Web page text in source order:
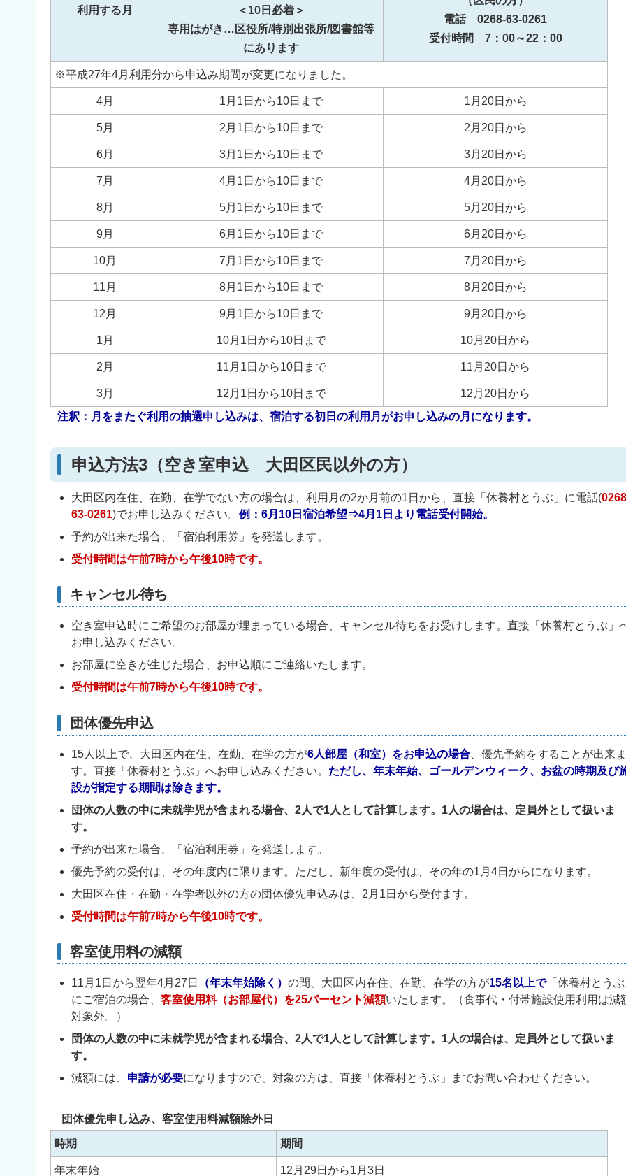
利用する月
＜10日必着＞
専用はがき…区役所/特別出張所/図書館等
にあります
電話 0268-63-0261
受付時間 7：00～22：00
※平成27年4月利用分から申込み期間が変更になりました。
4月 1月1日から10日まで 1月20日から
5月 2月1日から10日まで 2月20日から
6月 3月1日から10日まで 3月20日から
7月 4月1日から10日まで 4月20日から
8月 5月1日から10日まで 5月20日から
9月 6月1日から10日まで 6月20日から
10月 7月1日から10日まで 7月20日から
11月 8月1日から10日まで 8月20日から
12月 9月1日から10日まで 9月20日から
1月 10月1日から10日まで 10月20日から
2月 11月1日から10日まで 11月20日から
3月 12月1日から10日まで
12月20日から
注釈：月をまたぐ利用の抽選申し込みは、宿泊する初日の利用月がお申し込みの月になります。
申込方法3（空き室申込 大田区民以外の方）
大田区内在住、在勤、在学でない方の場合は、利用月の2か月前の1日から、直接「休養村とうぶ」に電話(
63-0261)でお申し込みください。 例：6月10日宿泊希望⇒4月1日より電話受付開始。
予約が出来た場合、「宿泊利用券」を発送します。
受付時間は午前7時から午後10時です。
キャンセル待ち
空き室申込時にご希望のお部屋が埋まっている場合、キャンセル待ちをお受けします。直接「休養村とうぶ」
お申し込みください。
お部屋に空きが生じた場合、お申込順にご連絡いたします。
受付時間は午前7時から午後10時です。
団体優先申込
15人以上で、大田区内在住、在勤、在学の方が6人部屋（和室）をお申込の場合 、優先予約をすることが出来ま
す。直接「休養村とうぶ」へお申し込みください。 ただし、年末年始、ゴールデンウィーク、お盆の時期及び
設が指定する期間は除きます。
団体の人数の中に未就学児が含まれる場合、2人で1人として計算します。1人の場合は、定員外として扱いま
す。
予約が出来た場合、「宿泊利用券」を発送します。
優先予約の受付は、その年度内に限ります。ただし、新年度の受付は、その年の1月4日からになります。
大田区在住・在勤・在学者以外の方の団体優先申込みは、2月1日から受付ます。
受付時間は午前7時から午後10時です。
客室使用料の減額
11月1日から翌年4月27日 （年末年始除く） の間、大田区内在住、在勤、在学の方が15名以上で「休養村とう
にご宿泊の場合、 客室使用料（お部屋代）を25パーセント減額いたします。（食事代・付帯施設使用利用は減
対象外。）
団体の人数の中に未就学児が含まれる場合、2人で1人として計算します。1人の場合は、定員外として扱いま
す。
減額には、 申請が必要になりますので、対象の方は、直接「休養村とうぶ」までお問い合わせください。
団体優先申し込み、客室使用料減額除外日
時期 期間
年末年始 12月29日から1月3日